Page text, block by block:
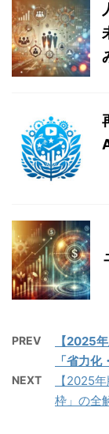
PREV
【2025
「省力
NEXT
【2025
枠」の全